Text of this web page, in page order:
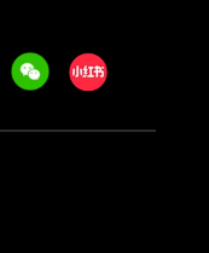
WeechatXiaohongshu/